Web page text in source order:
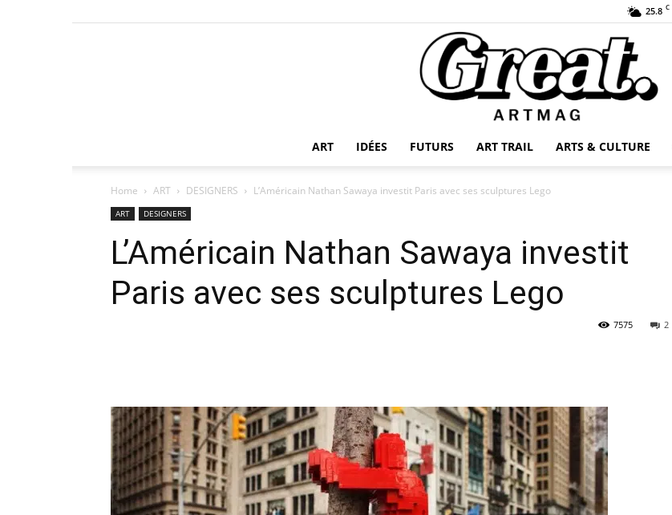
25.8 C
ART IDÉES FUTURS ART TRAIL ARTS & CULTURE
Home ART DESIGNERS L’Américain Nathan Sawaya investit Paris avec ses sculptures Lego
ART DESIGNERS
L’Américain Nathan Sawaya investit
Paris avec ses sculptures Lego
2
7575